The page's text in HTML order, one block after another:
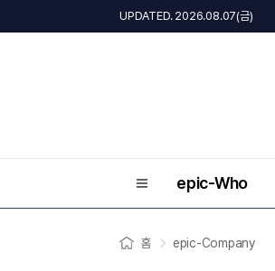
UPDATED. 2026.08.07(금)
epic-Who
홈 epic-Company